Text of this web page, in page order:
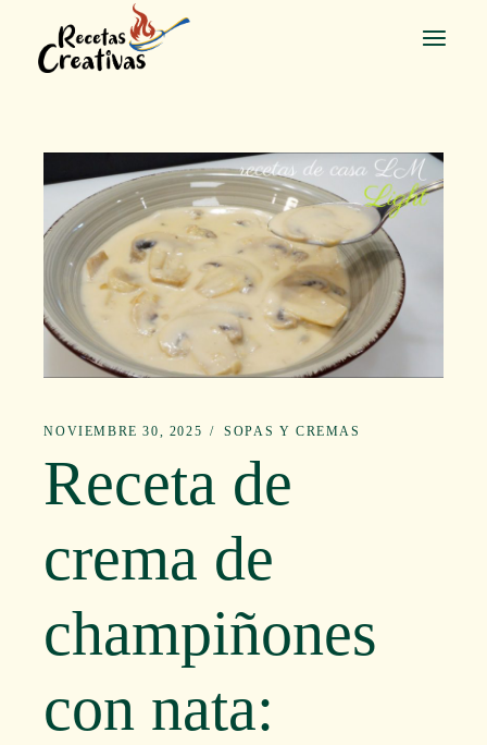
contenido
NOVIEMBRE 30, 2025 SOPAS Y CREMAS
Receta de
crema de
champiñones
con nata: